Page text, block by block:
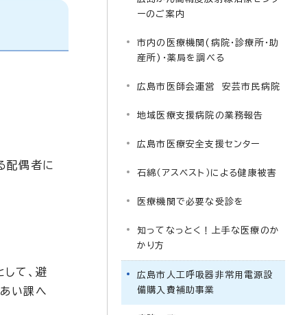
配偶者に
て、避
い課へ
ーのご案内
市内の医療機関(病院・診療所・助
産所)・薬局を調べる
広島市医師会運営 安芸市民病院
地域医療支援病院の業務報告
広島市医療安全支援センター
石綿（アスベスト）による健康被害
医療機関で必要な受診を
知ってなっとく！上手な医療のか
かり方
広島市人工呼吸器非常用電源設
備購入費補助事業